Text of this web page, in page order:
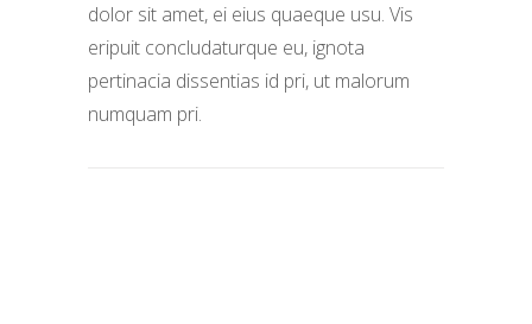
dolor sit amet, ei eius quaeque usu. Vis
eripuit concludaturque eu, ignota
pertinacia dissentias id pri, ut malorum
numquam pri.